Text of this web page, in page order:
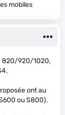
mobiles
820/920/1020,
ont au
ou S800).